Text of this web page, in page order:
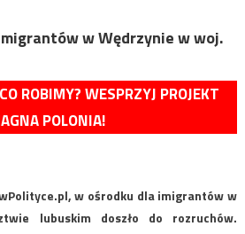
w Wędrzynie w woj.
ROBIMY? WESPRZYJ PROJEKT
POLONIA!
w ośrodku dla imigrantów w
lubuskim doszło do rozruchów.